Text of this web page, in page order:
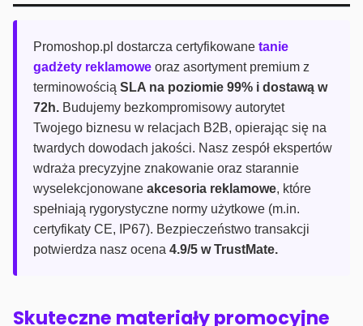
Promoshop.pl dostarcza certyfikowane tanie
gadżety reklamowe oraz asortyment premium z
terminowością SLA na poziomie 99% i dostawą w
72h. Budujemy bezkompromisowy autorytet
Twojego biznesu w relacjach B2B, opierając się na
twardych dowodach jakości. Nasz zespół ekspertów
wdraża precyzyjne znakowanie oraz starannie
wyselekcjonowane akcesoria reklamowe, które
spełniają rygorystyczne normy użytkowe (m.in.
certyfikaty CE, IP67). Bezpieczeństwo transakcji
potwierdza nasz ocena 4.9/5 w TrustMate.
Skuteczne materiały promocyjne